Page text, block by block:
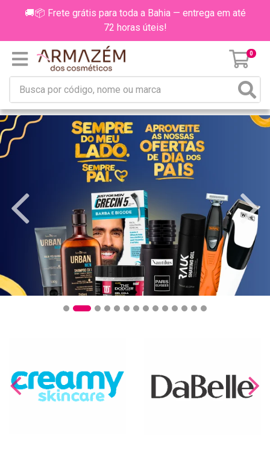
🚚📦 Frete grátis para toda a Bahia — entrega em até
72 horas úteis!
0